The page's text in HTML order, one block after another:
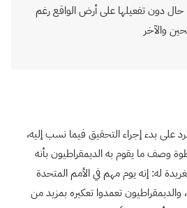
حال دون تفعيلها على أرض الواقع رغم
والآخر
على بدء إجراء التحقيق فيما نسب إليه،
وصف ما يقوم به الديمقراطيون بأنه
له: إنه يوم مهم في الأمم المتحدة
تعمدوا تعكيره بمزيد من